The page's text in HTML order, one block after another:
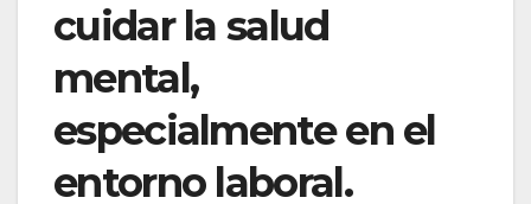
cuidar la salud
mental,
especialmente en el
entorno laboral.